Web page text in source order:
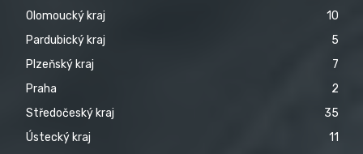
Olomoucký kraj
10
Pardubický kraj
5
Plzeňský kraj
7
Praha
2
Středočeský kraj
35
Ústecký kraj
11